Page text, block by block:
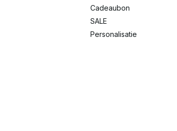
Cadeaubon
SALE
Personalisatie